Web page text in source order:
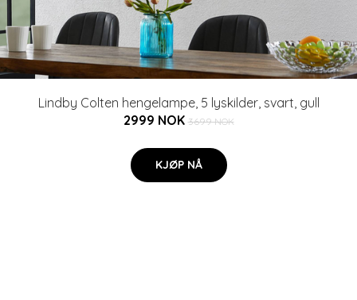
Lindby Colten hengelampe, 5 lyskilder, svart, gull
2999 NOK 3699 NOK
KJØP NÅ